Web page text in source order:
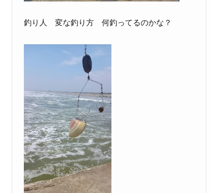
釣り人 変な釣り方 何釣ってるのかな？